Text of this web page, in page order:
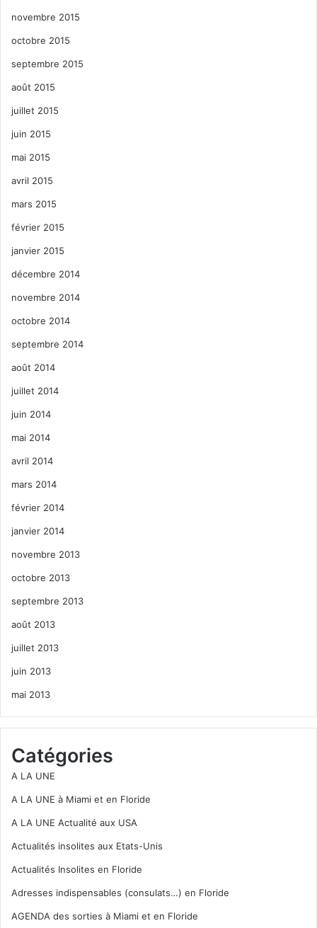
novembre 2015
octobre 2015
septembre 2015
août 2015
juillet 2015
juin 2015
mai 2015
avril 2015
mars 2015
février 2015
janvier 2015
décembre 2014
novembre 2014
octobre 2014
septembre 2014
août 2014
juillet 2014
juin 2014
mai 2014
avril 2014
mars 2014
février 2014
janvier 2014
novembre 2013
octobre 2013
septembre 2013
août 2013
juillet 2013
juin 2013
mai 2013
Catégories
A LA UNE
A LA UNE à Miami et en Floride
A LA UNE Actualité aux USA
Actualités insolites aux Etats-Unis
Actualités Insolites en Floride
Adresses indispensables (consulats…) en Floride
AGENDA des sorties à Miami et en Floride